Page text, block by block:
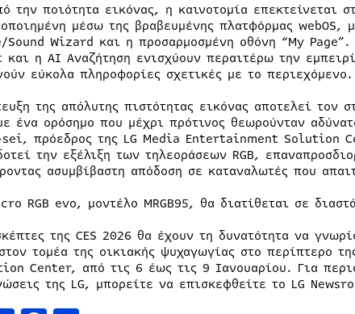
την ποιότητα εικόνας, η καινοτομία επεκτείνεται
μέσω της βραβευμένης πλατφόρμας
Wizard και η προσαρμοσμένη οθόνη “My
και η AI Αναζήτηση ενισχύουν περαιτέρω την
εύκολα πληροφορίες σχετικές με το περιεχόμενο.
της απόλυτης πιστότητας εικόνας αποτελεί τον
ένα ορόσημο που μέχρι πρότινος θεωρούνταν
sei, πρόεδρος της LG Media Entertainment Solution
την εξέλιξη των τηλεοράσεων RGB,
ασυμβίβαστη απόδοση σε καταναλωτές που
RGB evo, μοντέλο MRGB95, θα διατίθεται σε
της CES 2026 θα έχουν τη δυνατότητα να
τομέα της οικιακής ψυχαγωγίας στο περίπτερο
Center, από τις 6 έως τις 9 Ιανουαρίου. Για
της LG, μπορείτε να επισκεφθείτε το LG